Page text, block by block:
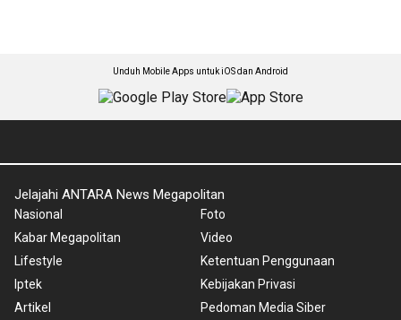
Unduh Mobile Apps untuk iOS dan Android
Jelajahi ANTARA News Megapolitan
Nasional
Kabar Megapolitan
Lifestyle
Iptek
Artikel
Foto
Video
Ketentuan Penggunaan
Kebijakan Privasi
Pedoman Media Siber